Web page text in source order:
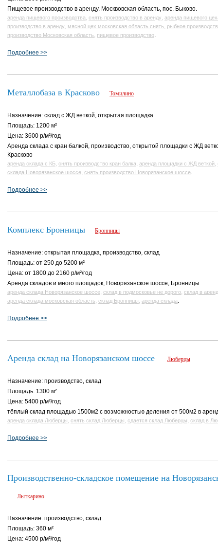
Пищевое производство в аренду. Москвовская область, пос. Быково.
аренда пищевого производства, снять производство в аренду, аренда пищевого
производство в аренду, мясной цех московская область снять, рыбное
производство Московская область, пищевое производство.
Подробнее >>
Металлобаза в Красково Томилино
Назначение: склад с ЖД веткой, открытая площадка
Площадь: 1200 м²
Цена: 3600 р/м²/год
Аренда склада с кран балкой, производство, открытой площадки с ЖД
Красково
аренда склада с КБ, снять производство кран балка, аренда площадки с ЖД веткой,
склада Новорязанское шоссе, снять производство Новорязанское шоссе.
Подробнее >>
Комплекс Бронницы Бронницы
Назначение: открытая площадка, производство, склад
Площадь: от 250 до 5200 м²
Цена: от 1800 до 2160 р/м²/год
Аренда складов и много площадок, Новорязанское шоссе, Бронницы
аренда склада Новорязанское шоссе, склад в подмосковье не дорого, склад в
аренда склада московская область, склад Бронницы, аренда склада.
Подробнее >>
Аренда склад на Новорязанском шоссе Люберцы
Назначение: производство, склад
Площадь: 1300 м²
Цена: 5400 р/м²/год
тёплый склад площадью 1500м2 с возможностью деления от 500м2 в
аренда склада Люберцы, снять склад Люберцы, сдается склад Люберцы, склад в
Подробнее >>
Производственно-складское помещение на
Лыткарино
Назначение: производство, склад
Площадь: 360 м²
Цена: 4500 р/м²/год